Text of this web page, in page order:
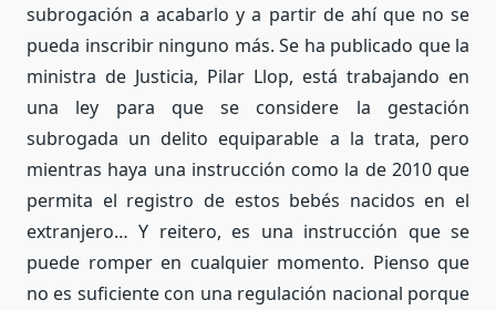
subrogación a acabarlo y a partir de ahí que no se
pueda inscribir ninguno más. Se ha publicado que la
ministra de Justicia, Pilar Llop, está trabajando en
una ley para que se considere la gestación
subrogada un delito equiparable a la trata, pero
mientras haya una instrucción como la de 2010 que
permita el registro de estos bebés nacidos en el
extranjero… Y reitero, es una instrucción que se
puede romper en cualquier momento. Pienso que
no es suficiente con una regulación nacional porque